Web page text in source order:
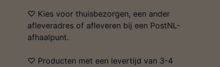
♡ Kies voor thuisbezorgen, een ander
afleveradres of afleveren bij een PostNL-
afhaalpunt.
♡ Producten met een levertijd van 3-4